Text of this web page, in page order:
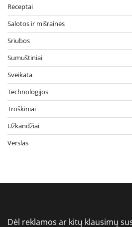
Receptai
Salotos ir mišrainės
Sriubos
Sumuštiniai
Sveikata
Technologijos
Troškiniai
Užkandžiai
Verslas
Dėl reklamos ar kitų klausimų